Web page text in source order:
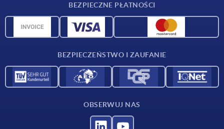
Dane CAD
BEZPIECZNE PŁATNOŚCI
BEZPIECZEŃSTWO I ZAUFANIE
OBSERWUJ NAS